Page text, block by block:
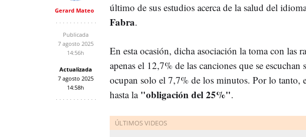
Gerard Mateo
Publicada
7 agosto 2025
14:56h
Actualizada
7 agosto 2025
14:58h
último de sus estudios acerca de la salud del
Fabra.
En esta ocasión, dicha asociación la toma con las
apenas el 12,7% de las canciones que se
ocupan solo el 7,7% de los minutos. Por lo tanto,
hasta la "obligación del 25%".